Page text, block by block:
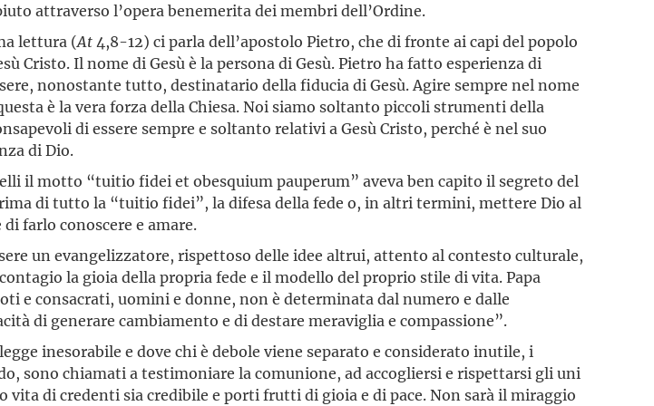
attraverso l’opera benemerita dei membri dell’Ordine.
lettura (At 4,8-12) ci parla dell’apostolo Pietro, che di fronte ai capi del popolo
Cristo. Il nome di Gesù è la persona di Gesù. Pietro ha fatto esperienza di
nonostante tutto, destinatario della fiducia di Gesù. Agire sempre nel nome
è la vera forza della Chiesa. Noi siamo soltanto piccoli strumenti della
di essere sempre e soltanto relativi a Gesù Cristo, perché è nel suo
di Dio.
il motto “tuitio fidei et obesquium pauperum” aveva ben capito il segreto del
di tutto la “tuitio fidei”, la difesa della fede o, in altri termini, mettere Dio al
farlo conoscere e amare.
un evangelizzatore, rispettoso delle idee altrui, attento al contesto culturale,
la gioia della propria fede e il modello del proprio stile di vita. Papa
e consacrati, uomini e donne, non è determinata dal numero e dalle
di generare cambiamento e di destare meraviglia e compassione”.
inesorabile e dove chi è debole viene separato e considerato inutile, i
sono chiamati a testimoniare la comunione, ad accogliersi e rispettarsi gli uni
di credenti sia credibile e porti frutti di gioia e di pace. Non sarà il miraggio